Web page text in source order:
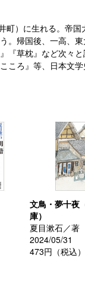
町）に生れる。帝
帰国後、一高、東
『草枕』など次々
ころ』等、日本文
文鳥・夢十夜
庫）
夏目漱石／著
2024/05/31
473円（税込）